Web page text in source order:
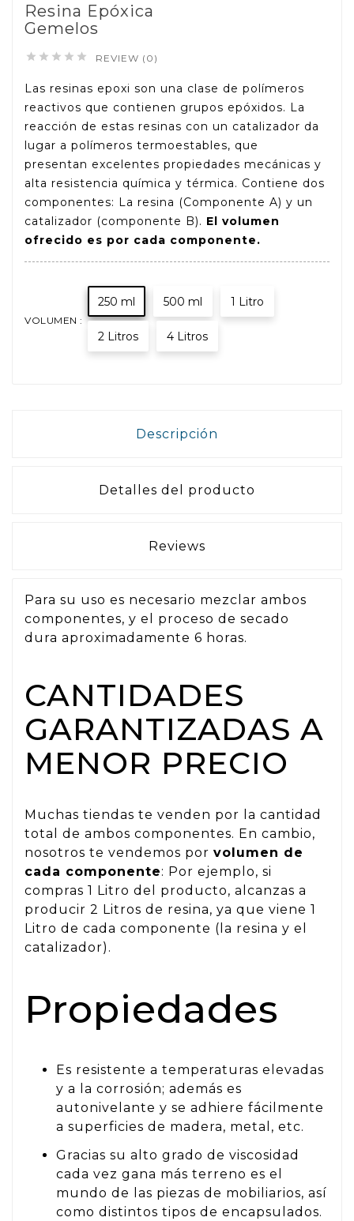
Resina Epóxica
Gemelos
     REVIEW (0)
Las resinas epoxi son una clase de polímeros
reactivos que contienen grupos epóxidos. La
reacción de estas resinas con un catalizador da
lugar a polímeros termoestables, que
presentan excelentes propiedades mecánicas y
alta resistencia química y térmica. Contiene dos
componentes: La resina (Componente A) y un
catalizador (componente B). El volumen
ofrecido es por cada componente.
VOLUMEN :
250 ml 500 ml 1 Litro
2 Litros 4 Litros
Descripción
Detalles del producto
Reviews
Para su uso es necesario mezclar ambos
componentes, y el proceso de secado
dura aproximadamente 6 horas.
CANTIDADES
GARANTIZADAS A
MENOR PRECIO
Muchas tiendas te venden por la cantidad
total de ambos componentes. En cambio,
nosotros te vendemos por volumen de
cada componente: Por ejemplo, si
compras 1 Litro del producto, alcanzas a
producir 2 Litros de resina, ya que viene 1
Litro de cada componente (la resina y el
catalizador).
Propiedades
Es resistente a temperaturas elevadas
y a la corrosión; además es
autonivelante y se adhiere fácilmente
a superficies de madera, metal, etc.
Gracias su alto grado de viscosidad
cada vez gana más terreno es el
mundo de las piezas de mobiliarios, así
como distintos tipos de encapsulados.